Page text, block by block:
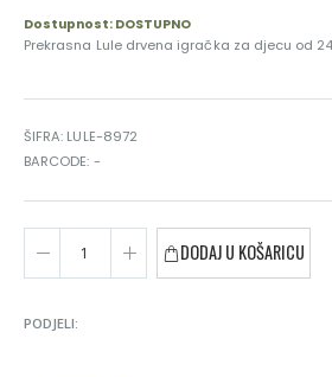
Dostupnost: DOSTUPNO
Prekrasna Lule drvena igračka za djecu od
ŠIFRA: LULE-8972
BARCODE: -
DODAJ U KOŠARICU
PODJELI: